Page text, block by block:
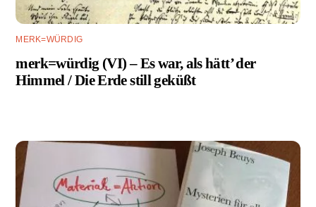
MERK=WÜRDIG
merk=würdig (VI) – Es war, als hätt’ der
Himmel / Die Erde still geküßt